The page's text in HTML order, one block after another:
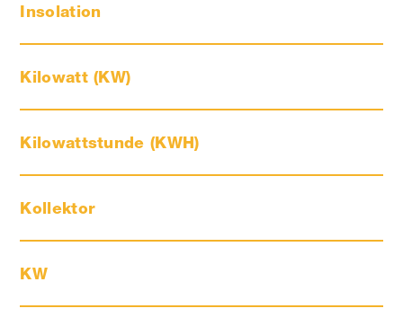
Insolation
Kilowatt (KW)
Kilowattstunde (KWH)
Kollektor
KW